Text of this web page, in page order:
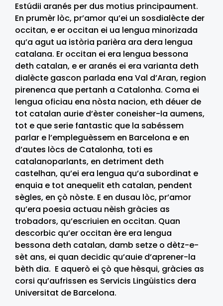
Estúdii aranés per dus motius principaument.
En prumèr lòc, pr’amor qu’ei un sosdialècte der
occitan, e er occitan ei ua lengua minorizada
qu’a agut ua istòria parièra ara dera lengua
catalana. Er occitan ei era lengua bessona
deth catalan, e er aranés ei era varianta deth
dialècte gascon parlada ena Val d’Aran, region
pirenenca que pertanh a Catalonha. Coma ei
lengua oficiau ena nòsta nacion, eth déuer de
tot catalan aurie d’èster coneisher-la aumens,
tot e que serie fantastic que la sabéssem
parlar e l’empleguèssem en Barcelona e en
d’autes lòcs de Catalonha, toti es
catalanoparlants, en detriment deth
castelhan, qu’ei era lengua qu’a subordinat e
enquia e tot anequelit eth catalan, pendent
sègles, en çò nòste. E en dusau lòc, pr’amor
qu’era poesia actuau nèish gràcies as
trobadors, qu’escriuien en occitan. Quan
descorbic qu’er occitan ère era lengua
bessona deth catalan, damb setze o dètz-e-
sèt ans, ei quan decidic qu’auie d’aprener-la
bèth dia. E aquerò ei çò que hèsqui, gràcies as
corsi qu’aufrissen es Servicis Lingüistics dera
Universitat de Barcelona.